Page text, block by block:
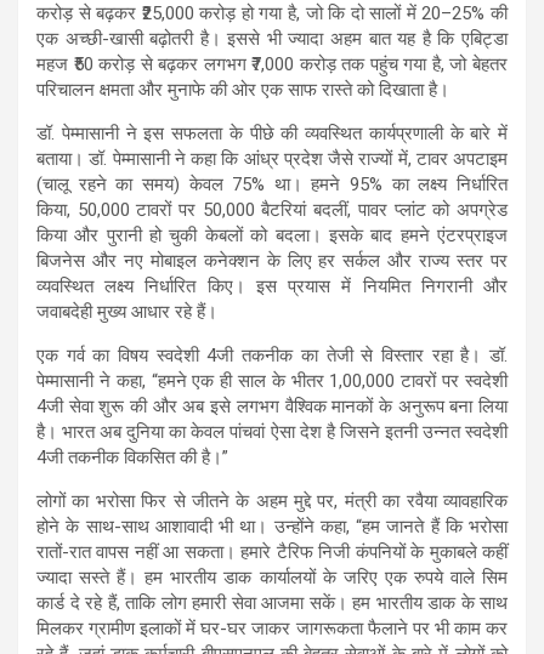
करोड़ से बढ़कर ₹25,000 करोड़ हो गया है, जो कि दो सालों में 20–25% की
एक अच्छी-खासी बढ़ोतरी है। इससे भी ज्यादा अहम बात यह है कि एबिट्डा
महज ₹50 करोड़ से बढ़कर लगभग ₹7,000 करोड़ तक पहुंच गया है, जो बेहतर
परिचालन क्षमता और मुनाफे की ओर एक साफ रास्ते को दिखाता है।
डॉ. पेम्मासानी ने इस सफलता के पीछे की व्यवस्थित कार्यप्रणाली के बारे में
बताया। डॉ. पेम्मासानी ने कहा कि आंध्र प्रदेश जैसे राज्यों में, टावर अपटाइम
(चालू रहने का समय) केवल 75% था। हमने 95% का लक्ष्य निर्धारित
किया, 50,000 टावरों पर 50,000 बैटरियां बदलीं, पावर प्लांट को अपग्रेड
किया और पुरानी हो चुकी केबलों को बदला। इसके बाद हमने एंटरप्राइज
बिजनेस और नए मोबाइल कनेक्शन के लिए हर सर्कल और राज्य स्तर पर
व्यवस्थित लक्ष्य निर्धारित किए। इस प्रयास में नियमित निगरानी और
जवाबदेही मुख्य आधार रहे हैं।
एक गर्व का विषय स्वदेशी 4जी तकनीक का तेजी से विस्तार रहा है। डॉ.
पेम्मासानी ने कहा, “हमने एक ही साल के भीतर 1,00,000 टावरों पर स्वदेशी
4जी सेवा शुरू की और अब इसे लगभग वैश्विक मानकों के अनुरूप बना लिया
है। भारत अब दुनिया का केवल पांचवां ऐसा देश है जिसने इतनी उन्नत स्वदेशी
4जी तकनीक विकसित की है।”
लोगों का भरोसा फिर से जीतने के अहम मुद्दे पर, मंत्री का रवैया व्यावहारिक
होने के साथ-साथ आशावादी भी था। उन्होंने कहा, “हम जानते हैं कि भरोसा
रातों-रात वापस नहीं आ सकता। हमारे टैरिफ निजी कंपनियों के मुकाबले कहीं
ज्यादा सस्ते हैं। हम भारतीय डाक कार्यालयों के जरिए एक रुपये वाले सिम
कार्ड दे रहे हैं, ताकि लोग हमारी सेवा आजमा सकें। हम भारतीय डाक के साथ
मिलकर ग्रामीण इलाकों में घर-घर जाकर जागरूकता फैलाने पर भी काम कर